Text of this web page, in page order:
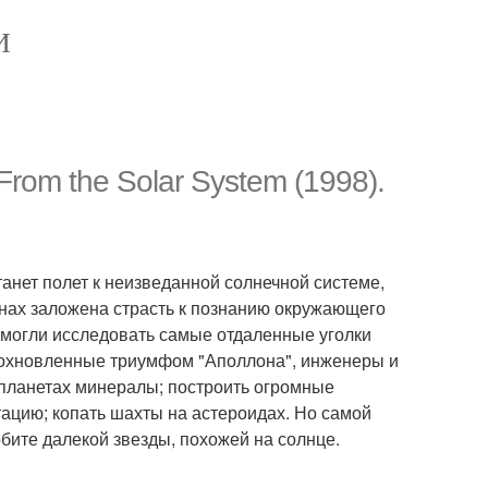
the Solar System (1998).
полет к неизведанной солнечной системе,
заложена страсть к познанию окружающего
исследовать самые отдаленные уголки
триумфом "Аполлона", инженеры и
минералы; построить огромные
копать шахты на астероидах. Но самой
далекой звезды, похожей на солнце.